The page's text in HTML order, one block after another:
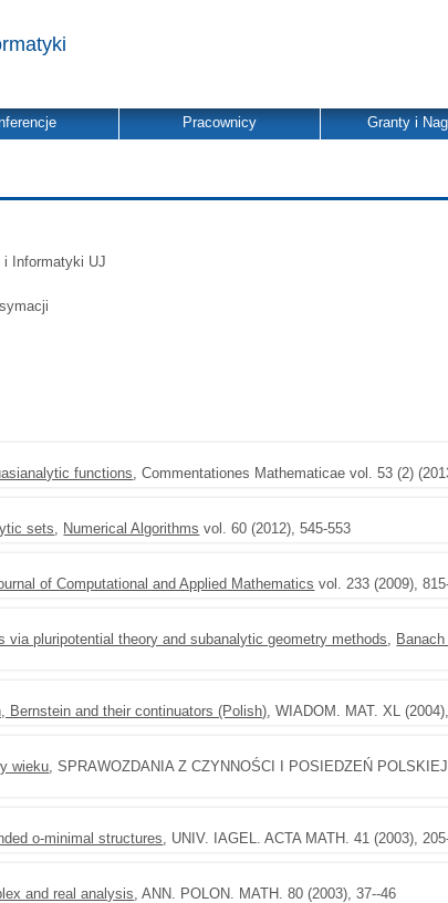
Pracownicy Granty i
i Informatyki UJ
functions, Commentationes Mathematicae vol. 53 (2)
sets, Numerical Algorithms vol. 60 (2012), 545-553
of Computational and Applied Mathematics vol. 233 (2009),
via pluripotential theory and subanalytic geometry methods,
Bernstein and their continuators (Polish), WIADOM. MAT. XL
wieku, SPRAWOZDANIA Z CZYNNOŚCI I POSIEDZEŃ
o-minimal structures, UNIV. IAGEL. ACTA MATH. 41 (2003),
and real analysis, ANN. POLON. MATH. 80 (2003), 37--46